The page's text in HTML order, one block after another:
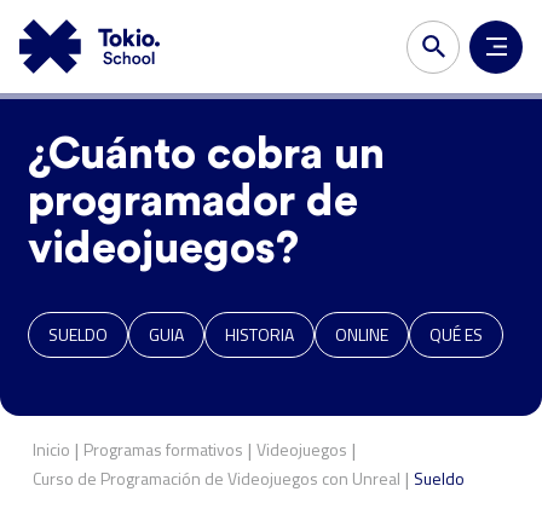
¿Cuánto cobra un
programador de
videojuegos?
SUELDO GUIA HISTORIA ONLINE QUÉ ES
Inicio | Programas formativos | Videojuegos |
Curso de Programación de Videojuegos con Unreal | Sueldo